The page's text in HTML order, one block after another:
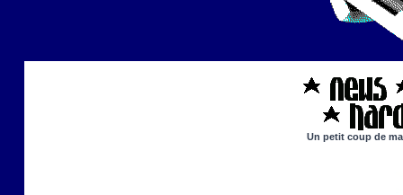
Un petit coup de